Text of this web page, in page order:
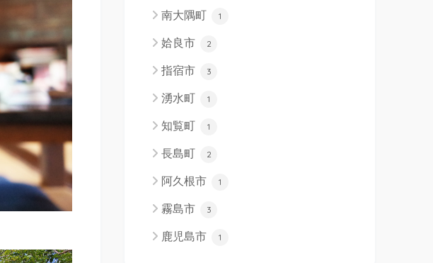
南大隅町 1
姶良市 2
指宿市 3
湧水町 1
知覧町 1
長島町 2
阿久根市 1
霧島市 3
鹿児島市 1